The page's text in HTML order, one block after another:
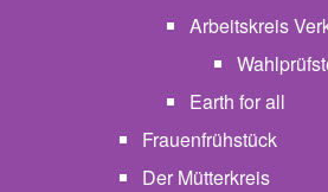
Arbeitskreis
Earth for all
Frauenfrühstück
Der Mütterkreis